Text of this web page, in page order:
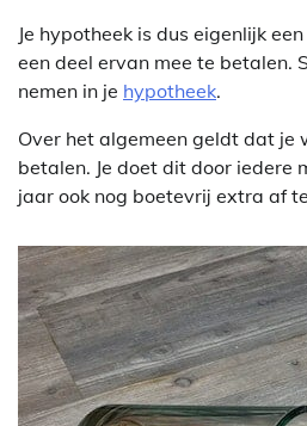
Je hypotheek is dus eigenlijk
een deel ervan mee te betalen.
nemen in je hypotheek.
Over het algemeen geldt dat je
betalen. Je doet dit door iedere
jaar ook nog boetevrij extra af